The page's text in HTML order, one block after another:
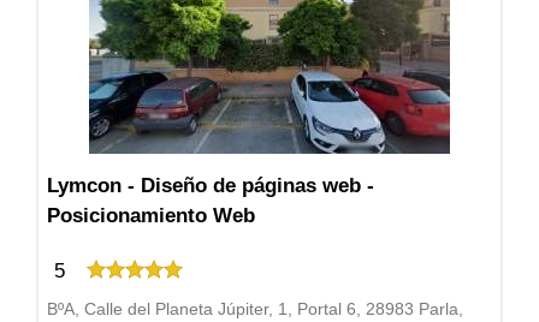
Lymcon - Diseño de páginas web -
Posicionamiento Web
5
BºA, Calle del Planeta Júpiter, 1, Portal 6, 28983 Parla,